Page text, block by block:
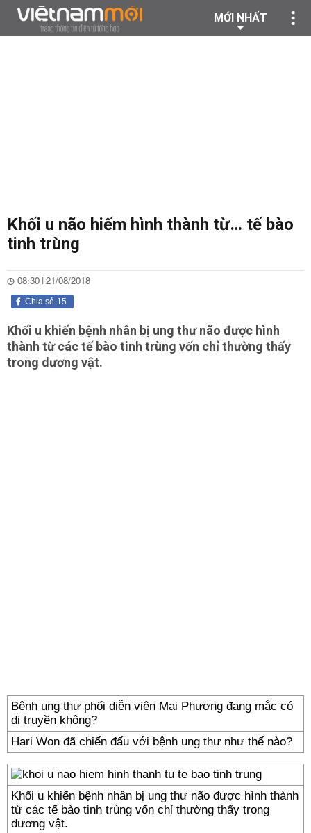
MỚI NHẤT
Khối u não hiếm hình thành từ… tế bào
tinh trùng
08:30 | 21/08/2018
15
Chia sẻ
Khối u khiến bệnh nhân bị ung thư não được hình
thành từ các tế bào tinh trùng vốn chỉ thường thấy
trong dương vật.
Bệnh ung thư phổi diễn viên Mai Phương đang mắc có
di truyền không?
Hari Won đã chiến đấu với bệnh ung thư như thế nào?
Khối u khiến bệnh nhân bị ung thư não được hình thành
từ các tế bào tinh trùng vốn chỉ thường thấy trong
dương vật.